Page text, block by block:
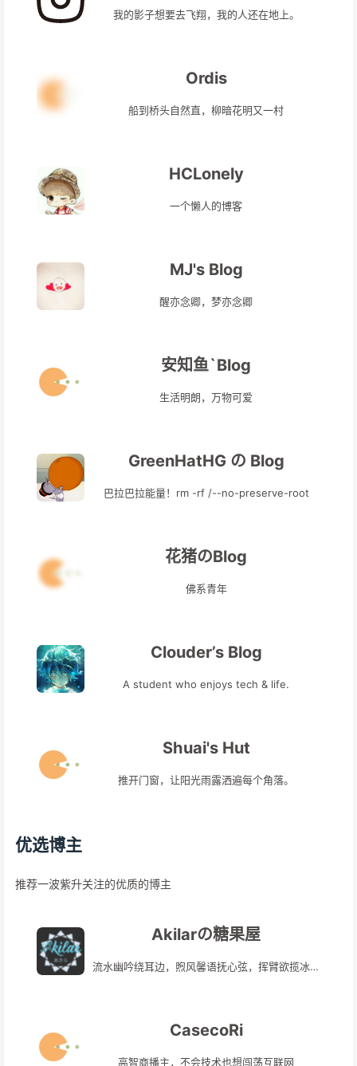
我的影子想要去飞翔，我的人还在地上。
Ordis
船到桥头自然直，柳暗花明又一村
HCLonely
一个懒人的博客
MJ's Blog
醒亦念卿，梦亦念卿
安知鱼`Blog
生活明朗，万物可爱
GreenHatHG の Blog
巴拉巴拉能量！rm -rf /--no-preserve-root
花猪のBlog
佛系青年
Clouder’s Blog
A student who enjoys tech & life.
Shuai's Hut
推开门窗，让阳光雨露洒遍每个角落。
优选博主
推荐一波紫升关注的优质的博主
Akilarの糖果屋
流水幽吟绕耳边，煦风馨语抚心弦，挥臂欲揽冰钩月，银星斟酌醉人涎。
CasecoRi
高智商播主，不会技术也想闯荡互联网